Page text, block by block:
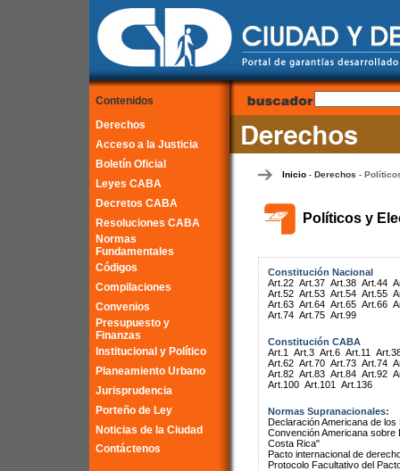
Contenidos
Derechos
Acceso a la Justicia
Boletín Oficial
Leyes CABA
Decretos CABA
Resoluciones CABA
Normas
Fundamentales
Códigos
Compilaciones
Convenios
Presupuesto y
Finanzas
Institucional y Político
Planeamiento Urbano
Jurisprudencia
Porteño de Ley
Noticias de la Ciudad
Contáctenos
Inicio- Derechos -
Políticos y
Constitución Nacional
Art.22 Art.37 Art.38 Art.44
Art.52 Art.53 Art.54 Art.55
Art.63 Art.64 Art.65 Art.66
Art.74 Art.75 Art.99
Constitución CABA
Art.1
Art.3 Art.6 Art.11
Art.62 Art.70 Art.73 Art.74
Art.82 Art.83 Art.84 Art.92
Art.100 Art.101 Art.136
Normas Supranacionales:
Declaración Americana de
Convención Americana
Costa Rica"
Pacto internacional de
Protocolo Facultativo del